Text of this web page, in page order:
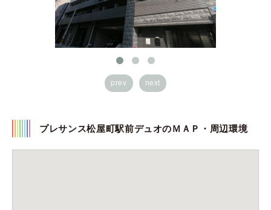
prev next
プレサンス松屋町駅前デュオのＭＡＰ・周辺環境